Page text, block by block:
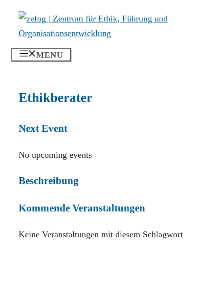
Zum
springen
MENU
Ethikberater
Next Event
No upcoming events
Beschreibung
Kommende Veranstaltungen
Keine Veranstaltungen mit diesem Schlagwort